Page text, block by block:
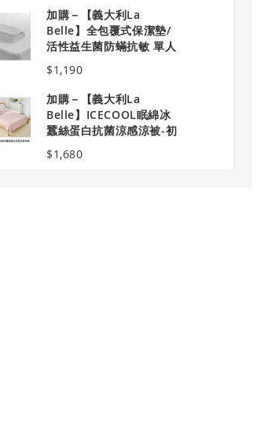
加購－【義大利La
Belle】全包覆式保潔墊/
活性益生菌防蟎抗敏 單人
加大
$1,190
加購－【義大利La
Belle】ICECOOL眠綿冰
蠶絲蛋白抗菌涼感涼被-初
嵐玫影
$1,680